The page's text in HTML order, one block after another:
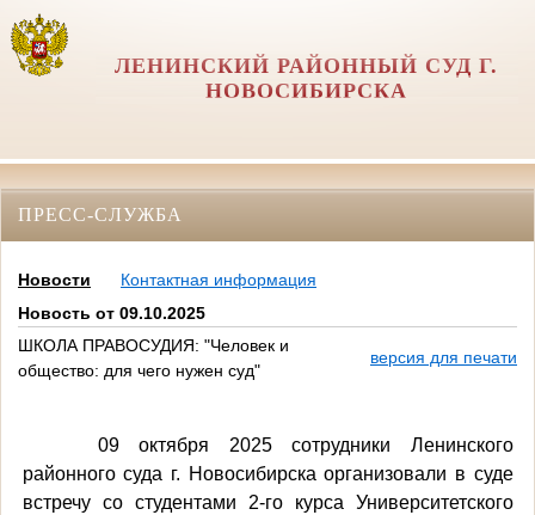
ЛЕНИНСКИЙ РАЙОННЫЙ СУД Г.
НОВОСИБИРСКА
ПРЕСС-СЛУЖБА
Новости
Контактная информация
Новость от 09.10.2025
ШКОЛА ПРАВОСУДИЯ: "Человек и
общество: для чего нужен суд"
версия для печати
09 октября 2025 сотрудники Ленинского
районного суда г. Новосибирска организовали в суде
встречу со студентами 2-го курса Университетского